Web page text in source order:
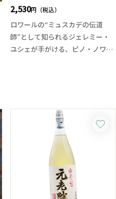
2,530円（税込）
ロワールの“ミュスカデの伝道
師”として知られるジェレミー・
ユシェが手がける、ピノ・ノワー
と果実のジューシーさと柔らかく
しなやかなタンニンが広がりま
親しみやすい果実味とフレッシュ
な酸が心地よく、食事をさらに引
き立てるスタイル。日常の食卓か
らちょっとしたパーティーシーン
まで、幅広く楽しめる1本です。